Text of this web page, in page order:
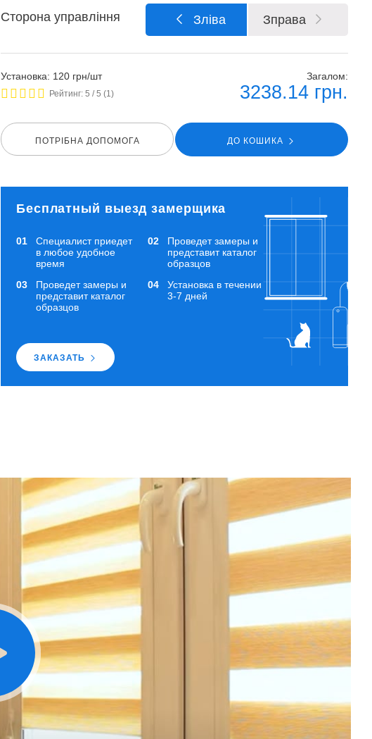
Сторона управління Зліва Зправа
Установка: 120 грн/шт
Рейтинг:5 / 5 (1)
Загалом:
3238.14грн.
ПОТРIБНА ДОПОМОГА ДО КОШИКА
Бесплатный выезд замерщика
Специалист приедет
в любое удобное
время
Проведет замеры и
представит каталог
образцов
Проведет замеры и
представит каталог
образцов
Установка в течении
3-7 дней
ЗАКАЗАТЬ